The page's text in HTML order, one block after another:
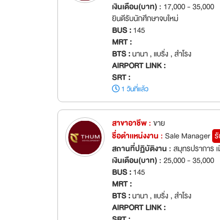
เงินเดือน(บาท) : 17,000 - 35,000
ยินดีรับนักศึกษาจบใหม่
BUS :145
MRT :
BTS :นานา , แบริ่ง , สำโรง
AIRPORT LINK :
SRT :
1 วันที่แล้ว
สาขาอาชีพ :ขาย
ชื่อตำเเหน่งงาน :Sale Manager
สถานที่ปฏิบัติงาน :สมุทรปราการ
เงินเดือน(บาท) :25,000 - 35,000
BUS :145
MRT :
BTS :นานา , แบริ่ง , สำโรง
AIRPORT LINK :